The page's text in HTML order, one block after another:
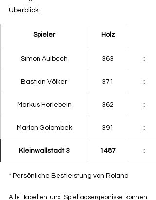
Überblick:
​Spieler Holz
Simon Aulbach 363 :
Bastian Völker 371 :
Markus Horlebein 362 :
Marlon Golombek 391 :
Kleinwallstadt 3 1487 :
* Persönliche Bestleistung von Roland